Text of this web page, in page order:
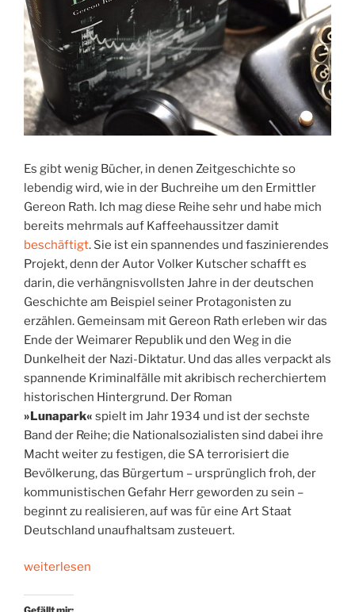
Es gibt wenig Bücher, in denen Zeitgeschichte so
lebendig wird, wie in der Buchreihe um den Ermittler
Gereon Rath. Ich mag diese Reihe sehr und habe mich
bereits mehrmals auf Kaffeehaussitzer damit
beschäftigt. Sie ist ein spannendes und faszinierendes
Projekt, denn der Autor Volker Kutscher schafft es
darin, die verhängnisvollsten Jahre in der deutschen
Geschichte am Beispiel seiner Protagonisten zu
erzählen. Gemeinsam mit Gereon Rath erleben wir das
Ende der Weimarer Republik und den Weg in die
Dunkelheit der Nazi-Diktatur. Und das alles verpackt als
spannende Kriminalfälle mit akribisch recherchiertem
historischen Hintergrund. Der Roman
»Lunapark« spielt im Jahr 1934 und ist der sechste
Band der Reihe; die Nationalsozialisten sind dabei ihre
Macht weiter zu festigen, die SA terrorisiert die
Bevölkerung, das Bürgertum – ursprünglich froh, der
kommunistischen Gefahr Herr geworden zu sein –
beginnt zu realisieren, auf was für eine Art Staat
Deutschland unaufhaltsam zusteuert.
„Ermittler
Scheuklappen“
weiterlesen